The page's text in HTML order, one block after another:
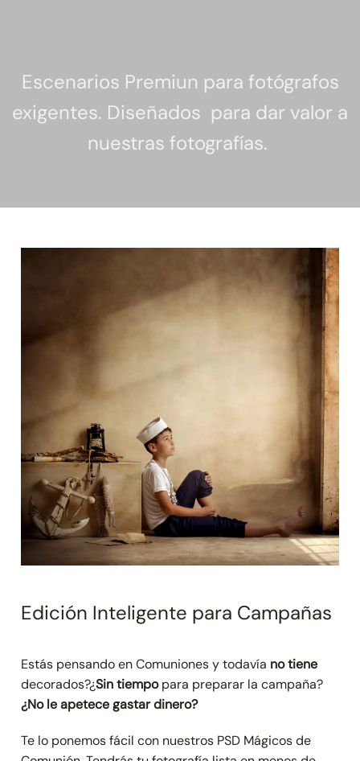
Escenarios Premiun para fotógrafos
exigentes. Diseñados para dar valor a
nuestras fotografías.
Edición Inteligente para Campañas
Estás pensando en Comuniones y todavía no tiene
decorados?¿Sin tiempopara preparar la campaña?
¿No le apetece gastar dinero?
Te lo ponemos fácil con nuestros PSD Mágicos de